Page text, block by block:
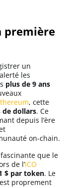
première
un
les
plus de 9 ans
, cette
de dollars. Ce
depuis l’ère
on-chain.
que le
de l’ICO
$ par token. Le
proprement